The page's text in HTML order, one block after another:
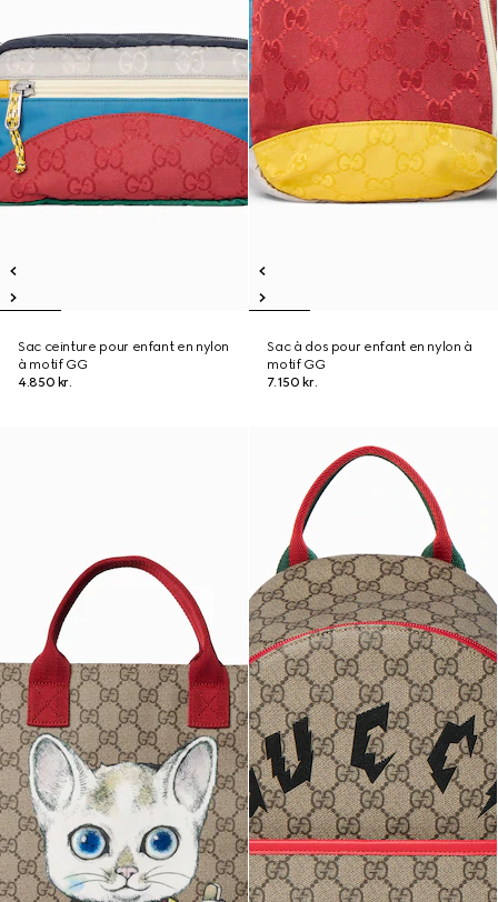
Sac ceinture pour enfant en nylon
à motif GG
4.850 kr.
Sac à dos pour enfant en nylon à
motif GG
7.150 kr.